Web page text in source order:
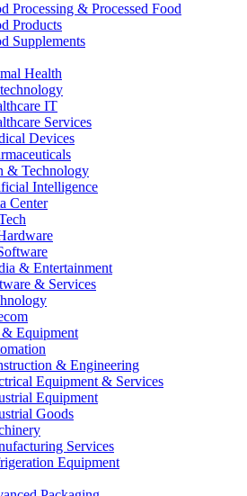
Processing & Processed Food
Products
Supplements
Health
IT
Services
Devices
& Technology
Intelligence
Center
& Entertainment
& Services
Equipment
& Engineering
Equipment & Services
Equipment
Goods
Services
Equipment